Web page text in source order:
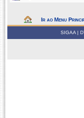
Ir ao Menu
SIGAA |